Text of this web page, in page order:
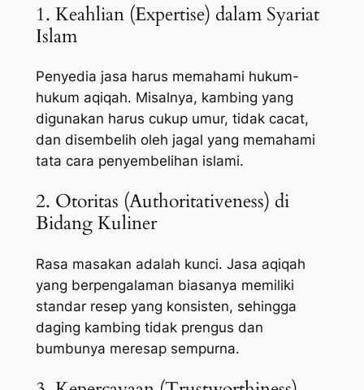
1. Keahlian (Expertise) dalam Syariat
Islam
Penyedia jasa harus memahami hukum-
hukum aqiqah. Misalnya, kambing yang
digunakan harus cukup umur, tidak cacat,
dan disembelih oleh jagal yang memahami
tata cara penyembelihan islami.
2. Otoritas (Authoritativeness) di
Bidang Kuliner
Rasa masakan adalah kunci. Jasa aqiqah
yang berpengalaman biasanya memiliki
standar resep yang konsisten, sehingga
daging kambing tidak prengus dan
bumbunya meresap sempurna.